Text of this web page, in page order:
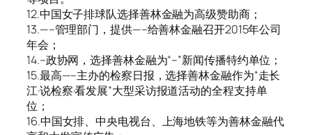
12.中国女子排球队选择善林金融为高级赞助商；
13.—–管理部门，提供—–给善林金融召开2015年公司
年会；
14.–政协网，选择善林金融为“–”新闻传播特约单位；
15.最高—–主办的检察日报，选择善林金融作为“走长
江·说检察·看发展”大型采访报道活动的全程支持单
位；
16.中国女排、中央电视台、上海地铁等为善林金融代